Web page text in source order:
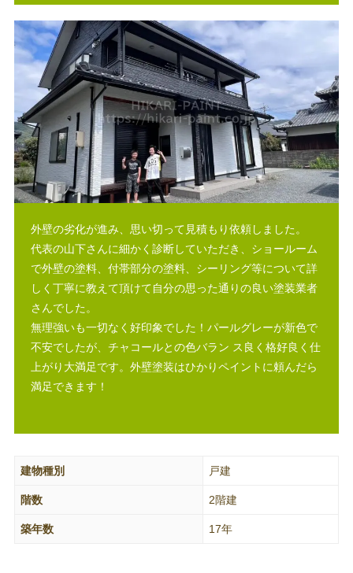
外壁の劣化が進み、思い切って見積もり依頼しました。
代表の山下さんに細かく診断していただき、ショールーム
で外壁の塗料、付帯部分の塗料、シーリング等について詳
しく丁寧に教えて頂けて自分の思った通りの良い塗装業者
さんでした。
無理強いも一切なく好印象でした！パールグレーが新色で
不安でしたが、チャコールとの色バラン ス良く格好良く仕
上がり大満足です。外壁塗装はひかりペイントに頼んだら
満足できます！
建物種別 戸建
階数 2階建
築年数 17年